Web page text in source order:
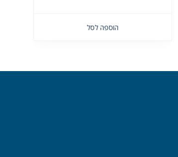
הוספה לסל